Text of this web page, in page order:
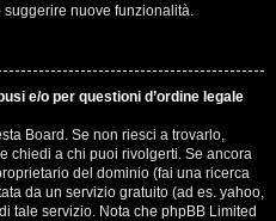
nuove funzionalità.
e/o per questioni d’ordine legale
Board. Se non riesci a trovarlo,
chiedi a chi puoi rivolgerti. Se ancora
del dominio (fai una ricerca
da un servizio gratuito (ad es. yahoo,
tale servizio. Nota che phpBB Limited